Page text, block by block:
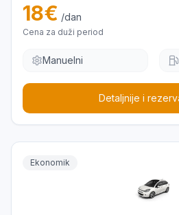
18€ /dan
Cena za duži period
Manuelni
Detaljnije i
Ekonomik